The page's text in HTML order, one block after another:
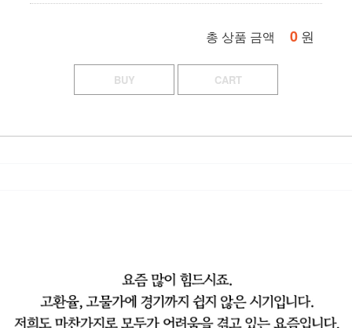
총 상품 금액 0 원
BUY CART